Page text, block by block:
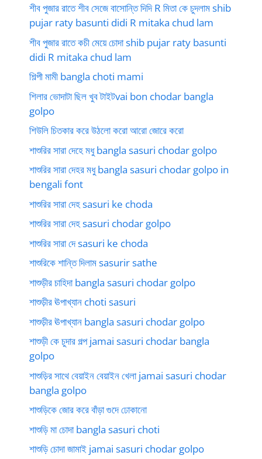
শীব পুজার রাতে শীব সেজে বাসোন্তি দিদি R মিতা কে চুদলাম shib
pujar raty basunti didi R mitaka chud lam
শীব পুজার রাতে কচী মেয়ে চোদা shib pujar raty basunti
didi R mitaka chud lam
শিল্পী মামী bangla choti mami
শিলার ভোদাটা ছিল খুব টাইটvai bon chodar bangla
golpo
শিউলি চিতকার করে উঠলো করো আরো জোরে করো
শাশুরির সারা দেহে মধু bangla sasuri chodar golpo
শাশুরির সারা দেহর মধু bangla sasuri chodar golpo in
bengali font
শাশুরির সারা দেহ sasuri ke choda
শাশুরির সারা দেহ sasuri chodar golpo
শাশুরির সারা দে sasuri ke choda
শাশুরিকে শান্তি দিলাম sasurir sathe
শাশুড়ীর চাহিদা bangla sasuri chodar golpo
শাশুড়ীর ঊপাখ্যান choti sasuri
শাশুড়ীর ঊপাখ্যান bangla sasuri chodar golpo
শাশুড়ী কে চুদার গল্প jamai sasuri chodar bangla
golpo
শাশুড়ির সাথে বেয়াইন বেয়াইন খেলা jamai sasuri chodar
bangla golpo
শাশুড়িকে জোর করে বাঁড়া গুদে ঢোকানো
শাশুড়ি মা চোদা bangla sasuri choti
শাশুড়ি চোদা জামাই jamai sasuri chodar golpo